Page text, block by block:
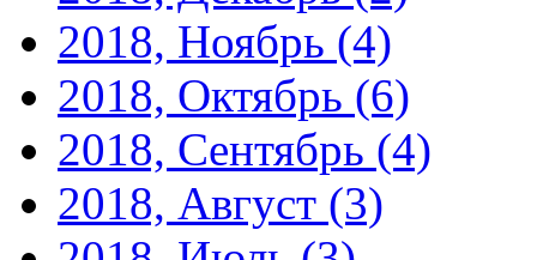
2018, Ноябрь (4)
2018, Октябрь (6)
2018, Сентябрь (4)
2018, Август (3)